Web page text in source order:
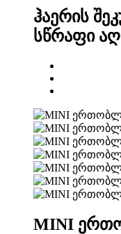
ჰაერის
სწრაფი
MINI